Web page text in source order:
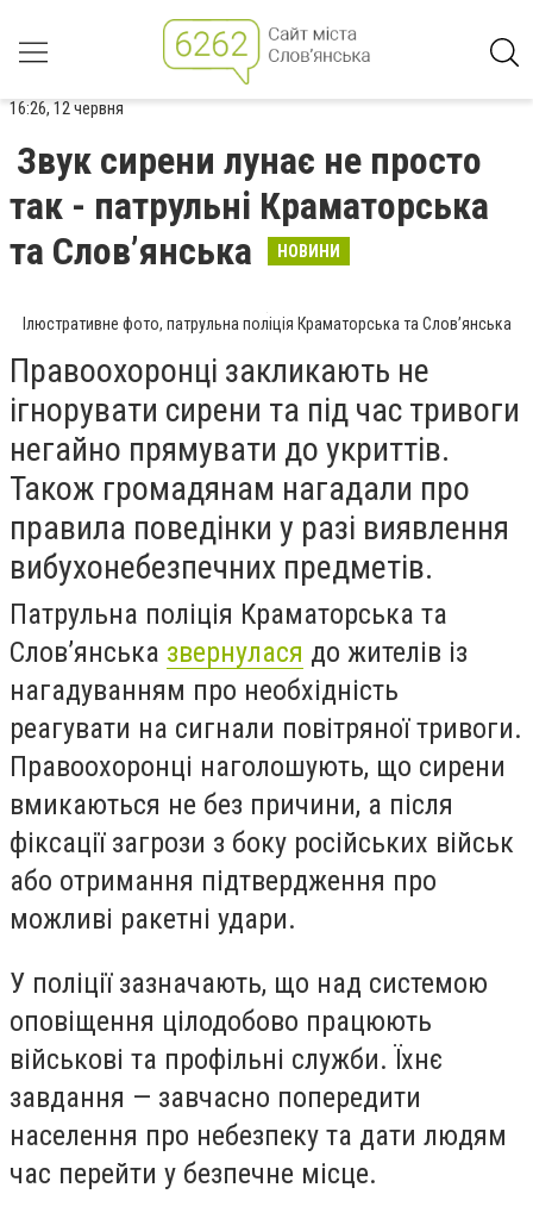
16:26, 12 червня
Звук сирени лунає не просто
так - патрульні Краматорська
та Слов’янська
НОВИНИ
Ілюстративне фото, патрульна поліція Краматорська та Слов’янська
Правоохоронці закликають не
ігнорувати сирени та під час тривоги
негайно прямувати до укриттів.
Також громадянам нагадали про
правила поведінки у разі виявлення
вибухонебезпечних предметів.
Патрульна поліція Краматорська та
Слов’янська звернулася до жителів із
нагадуванням про необхідність
реагувати на сигнали повітряної тривоги.
Правоохоронці наголошують, що сирени
вмикаються не без причини, а після
фіксації загрози з боку російських військ
або отримання підтвердження про
можливі ракетні удари.
У поліції зазначають, що над системою
оповіщення цілодобово працюють
військові та профільні служби. Їхнє
завдання — завчасно попередити
населення про небезпеку та дати людям
час перейти у безпечне місце.